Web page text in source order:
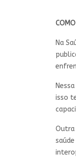
Na
isso
Outra